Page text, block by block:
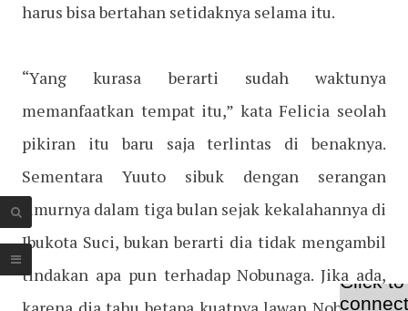
harus bisa bertahan setidaknya selama itu.
“Yang kurasa berarti sudah waktunya
memanfaatkan tempat itu,” kata Felicia seolah
pikiran itu baru saja terlintas di benaknya.
Sementara Yuuto sibuk dengan serangan
timurnya dalam tiga bulan sejak kekalahannya di
Ibukota Suci, bukan berarti dia tidak mengambil
tindakan apa pun terhadap Nobunaga. Jika ada,